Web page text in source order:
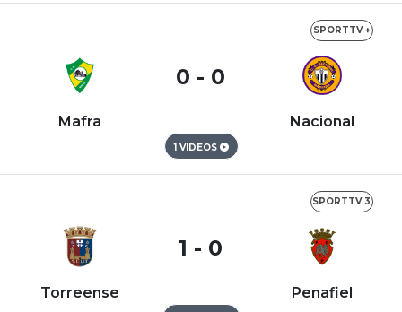
SPORTTV +
Mafra
0 - 0
Nacional
1 VIDEOS
SPORTTV 3
Torreense
1 - 0
Penafiel